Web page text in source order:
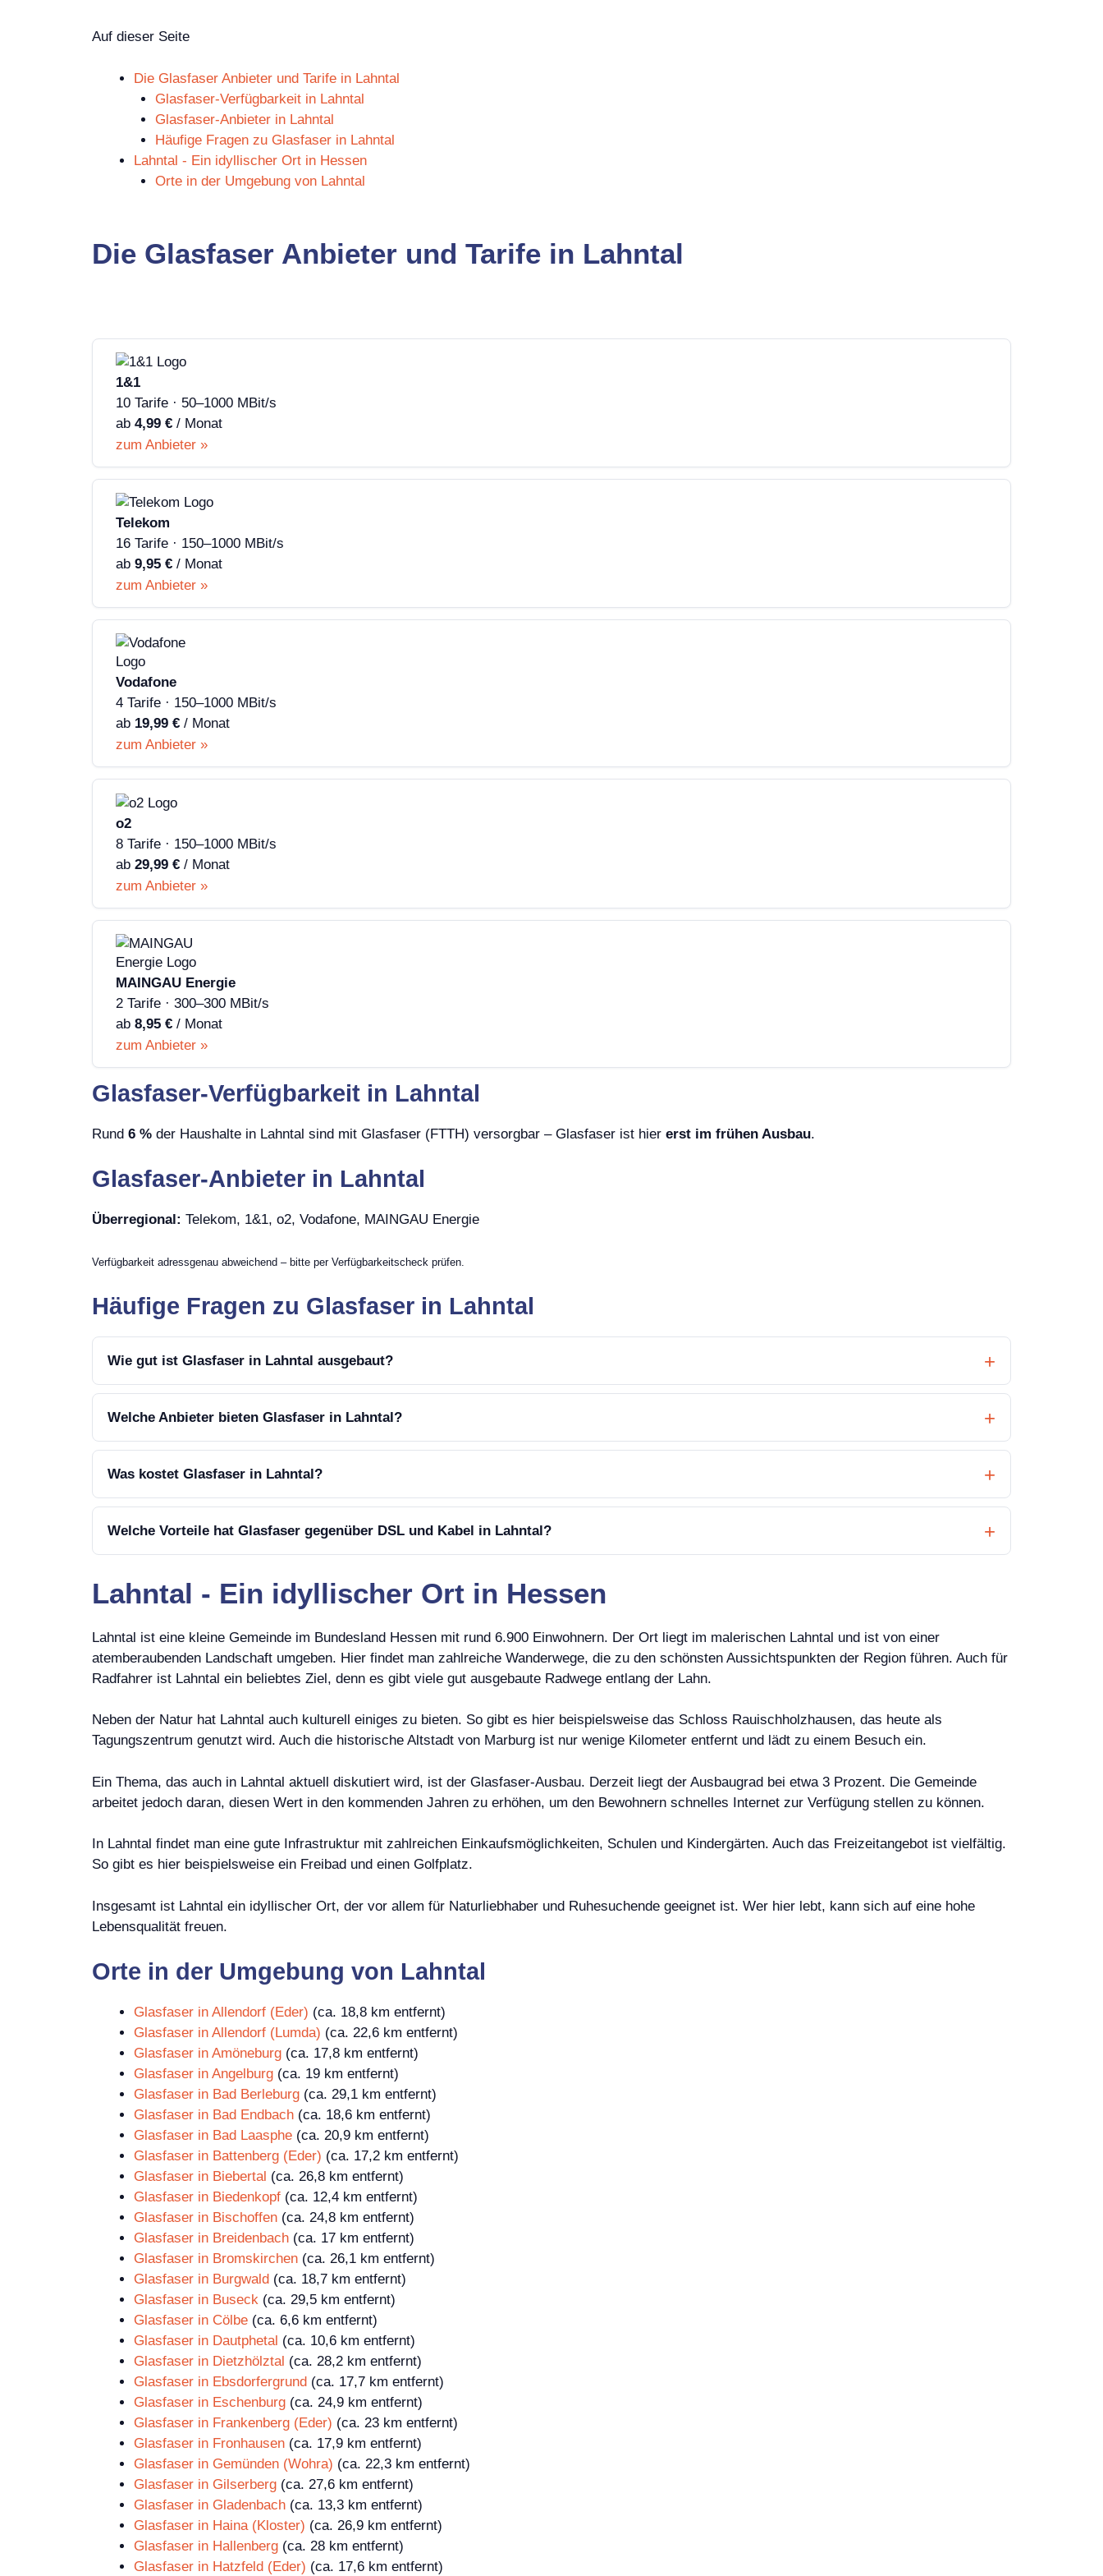
Auf dieser Seite
Die Glasfaser Anbieter und Tarife in Lahntal
Glasfaser-Verfügbarkeit in Lahntal
Glasfaser-Anbieter in Lahntal
Häufige Fragen zu Glasfaser in Lahntal
Lahntal - Ein idyllischer Ort in Hessen
Orte in der Umgebung von Lahntal
Die Glasfaser Anbieter und Tarife in Lahntal
1&1
10 Tarife · 50–1000 MBit/s
ab 4,99 € / Monat
zum Anbieter »
Telekom
16 Tarife · 150–1000 MBit/s
ab 9,95 € / Monat
zum Anbieter »
Vodafone
4 Tarife · 150–1000 MBit/s
ab 19,99 € / Monat
zum Anbieter »
o2
8 Tarife · 150–1000 MBit/s
ab 29,99 € / Monat
zum Anbieter »
MAINGAU Energie
2 Tarife · 300–300 MBit/s
ab 8,95 € / Monat
zum Anbieter »
Glasfaser-Verfügbarkeit in Lahntal
Rund 6 % der Haushalte in Lahntal sind mit Glasfaser (FTTH) versorgbar – Glasfaser ist hier erst im frühen Ausbau.
Glasfaser-Anbieter in Lahntal
Überregional: Telekom, 1&1, o2, Vodafone, MAINGAU Energie
Verfügbarkeit adressgenau abweichend – bitte per Verfügbarkeitscheck prüfen.
Häufige Fragen zu Glasfaser in Lahntal
Wie gut ist Glasfaser in Lahntal ausgebaut?
Welche Anbieter bieten Glasfaser in Lahntal?
Was kostet Glasfaser in Lahntal?
Welche Vorteile hat Glasfaser gegenüber DSL und Kabel in Lahntal?
Lahntal - Ein idyllischer Ort in Hessen
Lahntal ist eine kleine Gemeinde im Bundesland Hessen mit rund 6.900 Einwohnern. Der Ort liegt im malerischen Lahntal und ist von einer
atemberaubenden Landschaft umgeben. Hier findet man zahlreiche Wanderwege, die zu den schönsten Aussichtspunkten der Region führen. Auch für
Radfahrer ist Lahntal ein beliebtes Ziel, denn es gibt viele gut ausgebaute Radwege entlang der Lahn.
Neben der Natur hat Lahntal auch kulturell einiges zu bieten. So gibt es hier beispielsweise das Schloss Rauischholzhausen, das heute als
Tagungszentrum genutzt wird. Auch die historische Altstadt von Marburg ist nur wenige Kilometer entfernt und lädt zu einem Besuch ein.
Ein Thema, das auch in Lahntal aktuell diskutiert wird, ist der Glasfaser-Ausbau. Derzeit liegt der Ausbaugrad bei etwa 3 Prozent. Die Gemeinde
arbeitet jedoch daran, diesen Wert in den kommenden Jahren zu erhöhen, um den Bewohnern schnelles Internet zur Verfügung stellen zu können.
In Lahntal findet man eine gute Infrastruktur mit zahlreichen Einkaufsmöglichkeiten, Schulen und Kindergärten. Auch das Freizeitangebot ist vielfältig.
So gibt es hier beispielsweise ein Freibad und einen Golfplatz.
Insgesamt ist Lahntal ein idyllischer Ort, der vor allem für Naturliebhaber und Ruhesuchende geeignet ist. Wer hier lebt, kann sich auf eine hohe
Lebensqualität freuen.
Orte in der Umgebung von Lahntal
Glasfaser in Allendorf (Eder) (ca. 18,8 km entfernt)
Glasfaser in Allendorf (Lumda) (ca. 22,6 km entfernt)
Glasfaser in Amöneburg (ca. 17,8 km entfernt)
Glasfaser in Angelburg (ca. 19 km entfernt)
Glasfaser in Bad Berleburg (ca. 29,1 km entfernt)
Glasfaser in Bad Endbach (ca. 18,6 km entfernt)
Glasfaser in Bad Laasphe (ca. 20,9 km entfernt)
Glasfaser in Battenberg (Eder) (ca. 17,2 km entfernt)
Glasfaser in Biebertal (ca. 26,8 km entfernt)
Glasfaser in Biedenkopf (ca. 12,4 km entfernt)
Glasfaser in Bischoffen (ca. 24,8 km entfernt)
Glasfaser in Breidenbach (ca. 17 km entfernt)
Glasfaser in Bromskirchen (ca. 26,1 km entfernt)
Glasfaser in Burgwald (ca. 18,7 km entfernt)
Glasfaser in Buseck (ca. 29,5 km entfernt)
Glasfaser in Cölbe (ca. 6,6 km entfernt)
Glasfaser in Dautphetal (ca. 10,6 km entfernt)
Glasfaser in Dietzhölztal (ca. 28,2 km entfernt)
Glasfaser in Ebsdorfergrund (ca. 17,7 km entfernt)
Glasfaser in Eschenburg (ca. 24,9 km entfernt)
Glasfaser in Frankenberg (Eder) (ca. 23 km entfernt)
Glasfaser in Fronhausen (ca. 17,9 km entfernt)
Glasfaser in Gemünden (Wohra) (ca. 22,3 km entfernt)
Glasfaser in Gilserberg (ca. 27,6 km entfernt)
Glasfaser in Gladenbach (ca. 13,3 km entfernt)
Glasfaser in Haina (Kloster) (ca. 26,9 km entfernt)
Glasfaser in Hallenberg (ca. 28 km entfernt)
Glasfaser in Hatzfeld (Eder) (ca. 17,6 km entfernt)